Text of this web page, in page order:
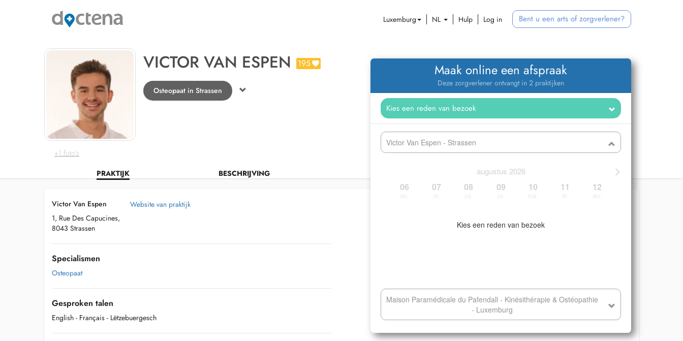
Luxemburg NL Hulp Log in Bent u een arts of zorgverlener?
+1 foto's
VICTOR VAN ESPEN 195
Osteopaat in Strassen
PRAKTIJK BESCHRIJVING
Maak online een afspraak
Deze zorgverlener ontvangt in 2 praktijken
Victor Van Espen - Strassen
>
augustus 2026
06 07 08 09 10 11 12
Kies een reden van bezoek
Maison Paramédicale du Pafendall - Kinésithérapie & Ostéopathie
- Luxemburg
Victor Van Espen
1, Rue Des Capucines,
8043 Strassen
Website van praktijk
Specialismen
Osteopaat
Gesproken talen
English - Français - Lëtzebuergesch